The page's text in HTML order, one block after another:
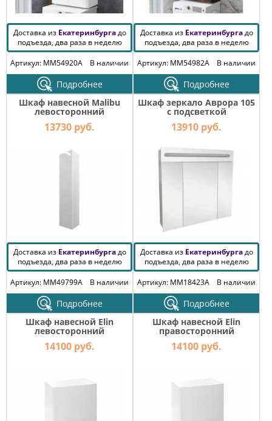
Доставка из Екатеринбургадо
подъезда, два раза в неделю
Артикул: MM54920A
В наличии
Подробнее
Доставка из Екатеринбургадо
подъезда, два раза в неделю
Артикул: MM54982A
В наличии
Подробнее
Шкаф навесной Malibu
левосторонний
13730 руб.
Доставка из Екатеринбургадо
подъезда, два раза в неделю
Артикул: MM49799A
В наличии
Подробнее
Шкаф зеркало Аврора 105
с подсветкой
13910 руб.
Доставка из Екатеринбургадо
подъезда, два раза в неделю
Артикул: MM18423A
В наличии
Подробнее
Шкаф навесной Elin
левосторонний
14100 руб.
Шкаф навесной Elin
правосторонний
14100 руб.